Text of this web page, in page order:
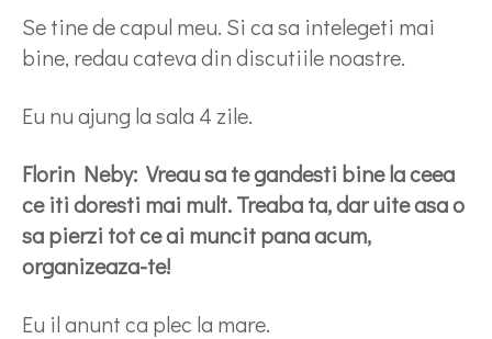
Se tine de capul meu. Si ca sa intelegeti mai
bine, redau cateva din discutiile noastre.
Eu nu ajung la sala 4 zile.
Florin Neby: Vreau sa te gandesti bine la ceea
ce iti doresti mai mult. Treaba ta, dar uite asa o
sa pierzi tot ce ai muncit pana acum,
organizeaza-te!
Eu il anunt ca plec la mare.